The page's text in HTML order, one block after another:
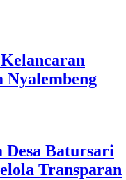
Nyalembeng
Desa Batursari
Transparan